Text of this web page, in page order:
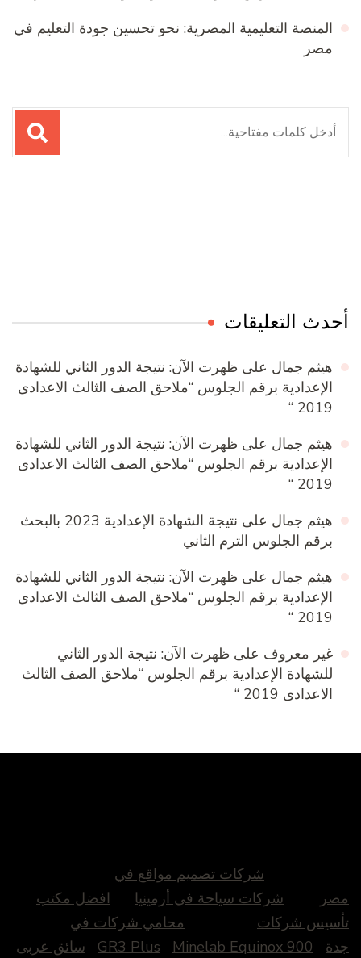
المنصة التعليمية المصرية: نحو تحسين جودة التعليم في
مصر
البحث
عن:
أحدث التعليقات
هيثم جمال على ظهرت الآن: نتيجة الدور الثاني للشهادة
الإعدادية برقم الجلوس “ملاحق الصف الثالث الاعدادى
2019 “
هيثم جمال على ظهرت الآن: نتيجة الدور الثاني للشهادة
الإعدادية برقم الجلوس “ملاحق الصف الثالث الاعدادى
2019 “
هيثم جمال على
نتيجة الشهادة الإعدادية 2023 بالبحث
برقم الجلوس الترم الثاني
هيثم جمال على ظهرت الآن: نتيجة الدور الثاني للشهادة
الإعدادية برقم الجلوس “ملاحق الصف الثالث الاعدادى
2019 “
غير معروف على ظهرت الآن: نتيجة الدور الثاني
للشهادة الإعدادية برقم الجلوس “ملاحق الصف الثالث
الاعدادى 2019 “
شركات تصميم مواقع في
مصر
شركات سياحة في أرمينيا
افضل مكتب
تأسيس شركات
محامي شركات في
جدة
GR3 Plus Minelab Equinox 900
سائق عربى